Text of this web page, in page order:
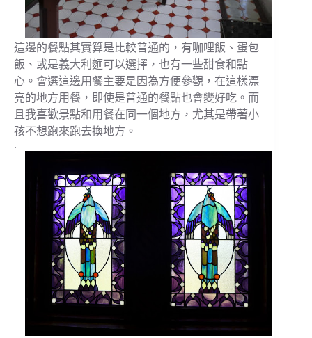
這邊的餐點其實算是比較普通的，有咖哩飯、蛋包
飯、或是義大利麵可以選擇，也有一些甜食和點
心。會選這邊用餐主要是因為方便參觀，在這樣漂
亮的地方用餐，即使是普通的餐點也會變好吃。而
且我喜歡景點和用餐在同一個地方，尤其是帶著小
孩不想跑來跑去換地方。
.